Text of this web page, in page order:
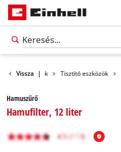
Vissza |
Tartozékok Tisztító eszközök
Hamuszűrő
Hamufilter, 12 liter